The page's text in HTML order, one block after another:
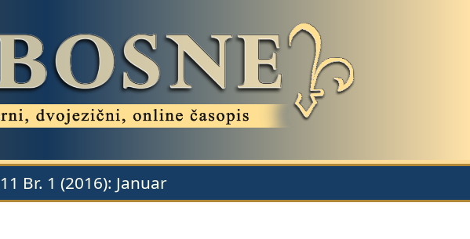
Br. 1 (2016): Januar